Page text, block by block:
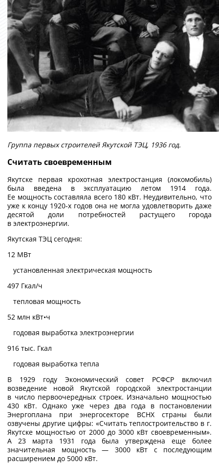
Группа первых строителей Якутской ТЭЦ, 1936 год.
Считать своевременным
Якутске первая крохотная электростанция (локомобиль)
была введена в эксплуатацию летом 1914 года.
Ее мощность составляла всего 180 кВт. Неудивительно, что
уже к концу 1920‑х годов она не могла удо­влетворить даже
десятой доли потребностей растущего города
в электроэнергии.
Якутская ТЭЦ сегодня:
12 МВт
установленная электрическая мощность
497 Гкал/ч
тепловая мощность
52 млн кВт•ч
годовая выработка электроэнергии
916 тыс. Гкал
годовая выработка тепла
В 1929 году Экономический совет РСФСР включил
возведение новой Якутской городской электростанции
в число перво­очередных строек. Изначально мощностью
430 кВт. Однако уже через два года в постановлении
Энергоплана при энерго­секторе ВСНХ страны были
озвучены другие цифры: «Считать теплострои­тельство в г.
Якутске мощностью от 2000 до 3000 кВт своевременным».
А 23 марта 1931 года была утверждена еще более
значительная мощность — 3000 кВт с последующим
расширением до 5000 кВт.